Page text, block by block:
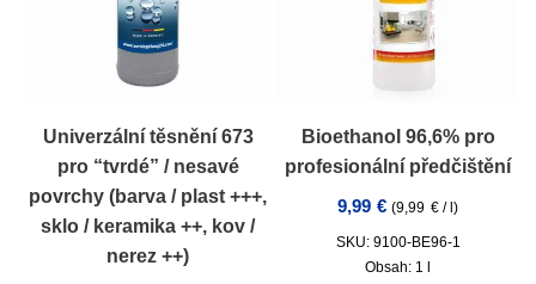
Univerzální těsnění 673
pro “tvrdé” / nesavé
povrchy (barva / plast +++,
sklo / keramika ++, kov /
nerez ++)
Bioethanol 96,6% pro
profesionální předčištění
9,99 € (9,99 € / )
SKU: 9100-BE96-1
Obsah: 1 l